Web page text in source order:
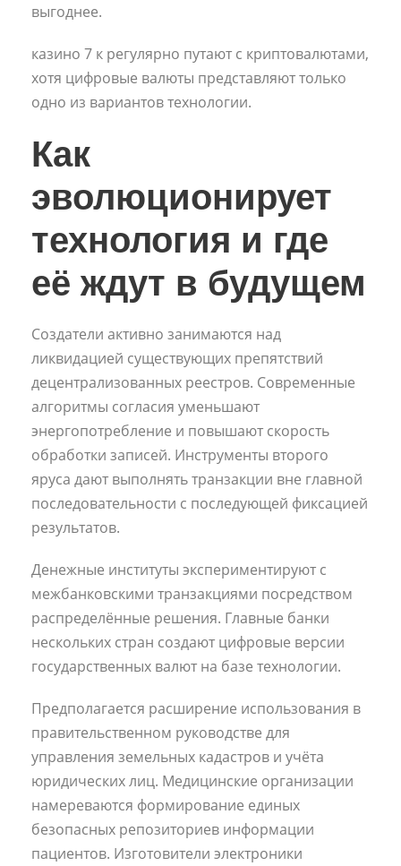
выгоднее.
казино 7 к регулярно путают с криптовалютами,
хотя цифровые валюты представляют только
одно из вариантов технологии.
Как
эволюционирует
технология и где
её ждут в будущем
Создатели активно занимаются над
ликвидацией существующих препятствий
децентрализованных реестров. Современные
алгоритмы согласия уменьшают
энергопотребление и повышают скорость
обработки записей. Инструменты второго
яруса дают выполнять транзакции вне главной
последовательности с последующей фиксацией
результатов.
Денежные институты экспериментируют с
межбанковскими транзакциями посредством
распределённые решения. Главные банки
нескольких стран создают цифровые версии
государственных валют на базе технологии.
Предполагается расширение использования в
правительственном руководстве для
управления земельных кадастров и учёта
юридических лиц. Медицинские организации
намереваются формирование единых
безопасных репозиториев информации
пациентов. Изготовители электроники